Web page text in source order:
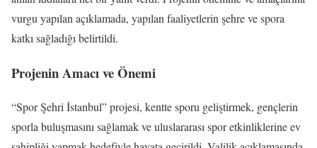
vurgu yapılan açıklamada, yapılan faaliyetlerin şehre ve spora
katkı sağladığı belirtildi.
Projenin Amacı ve Önemi
“Spor Şehri İstanbul” projesi, kentte sporu geliştirmek, gençlerin
sporla buluşmasını sağlamak ve uluslararası spor etkinliklerine ev